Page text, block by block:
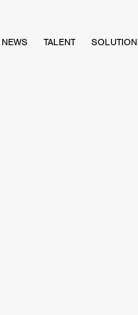
NEWS TALENT SOLUTION